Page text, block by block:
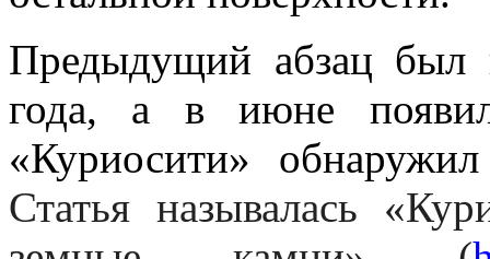
Предыдущий абзац был
года, а в июне
«Куриосити»
Статья называлась